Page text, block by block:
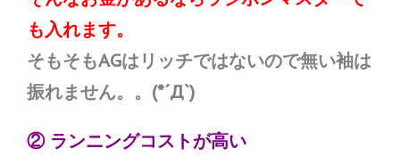
も入れます。
そもそもAGはリッチではないので無い袖は
振れません。。(*´Д`)
② ランニングコストが高い